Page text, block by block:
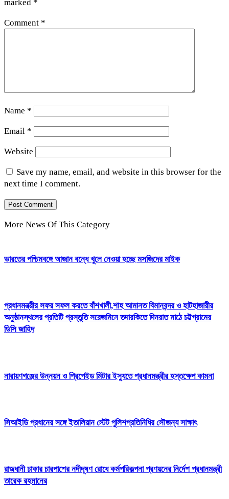
marked *
Comment *
Name *
Email *
Website
Save my name, email, and website in this browser for the
next time I comment.
More News Of This Category
ভারতের পশ্চিমবঙ্গে আজান বন্ধে খুলে নেওয়া হচ্ছে মসজিদের মাইক
প্রধানমন্ত্রীর সফর সফল করতে বাঁশখালী,শাহ আমানত বিমানবন্দর ও হাটহাজারীর
অনুষ্ঠানস্থলের প্রতিটি প্রস্তুতি সরেজমিনে তদারকিতে দিনরাত মাঠে চট্টগ্রামের
ডিসি জাহিদ
নারায়ণগঞ্জের উন্নয়ন ও প্রিপেইড মিটার ইস্যুতে প্রধানমন্ত্রীর হস্তক্ষেপ কামনা
সিআইডি প্রধানের সঙ্গে ইতালিয়ান স্টেট পুলিশপ্রতিনিধির সৌজন্য সাক্ষাৎ
রাজধানী ঢাকার চারপাশের নদীদূষণ রোধে কর্মপরিকল্পনা প্রণয়নের নির্দেশ প্রধানমন্ত্রী
তারেক রহমানের